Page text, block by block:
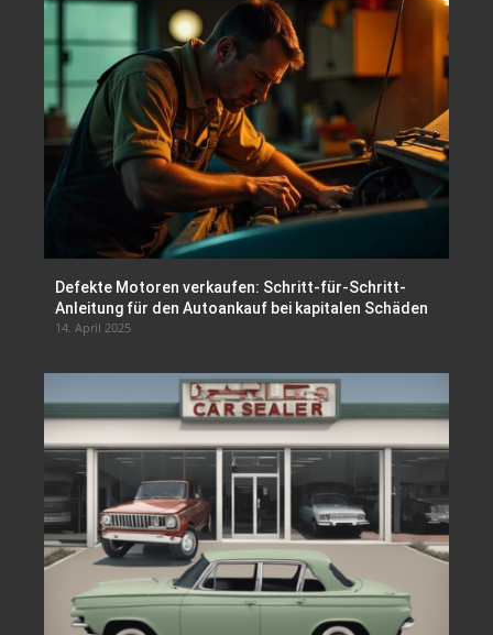
Defekte Motoren verkaufen: Schritt-für-Schritt-
Anleitung für den Autoankauf bei kapitalen Schäden
14. April 2025